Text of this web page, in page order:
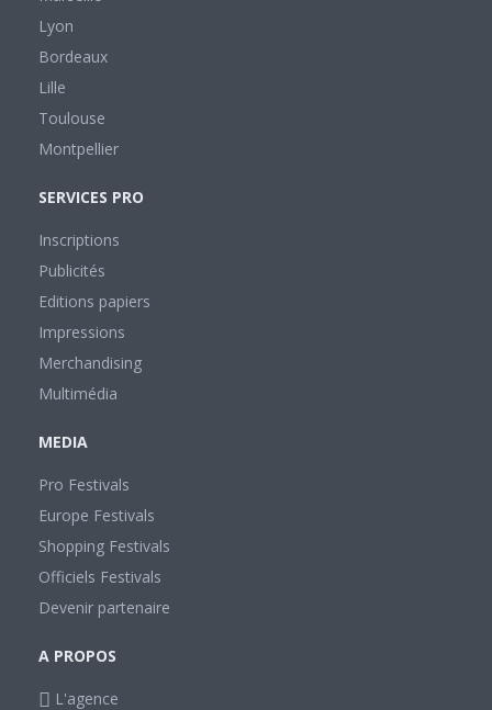
Lyon
Bordeaux
Lille
Toulouse
Montpellier
SERVICES PRO
Inscriptions
Publicités
Editions papiers
Impressions
Merchandising
Multimédia
MEDIA
Pro Festivals
Europe Festivals
Shopping Festivals
Officiels Festivals
Devenir partenaire
A PROPOS
L'agence